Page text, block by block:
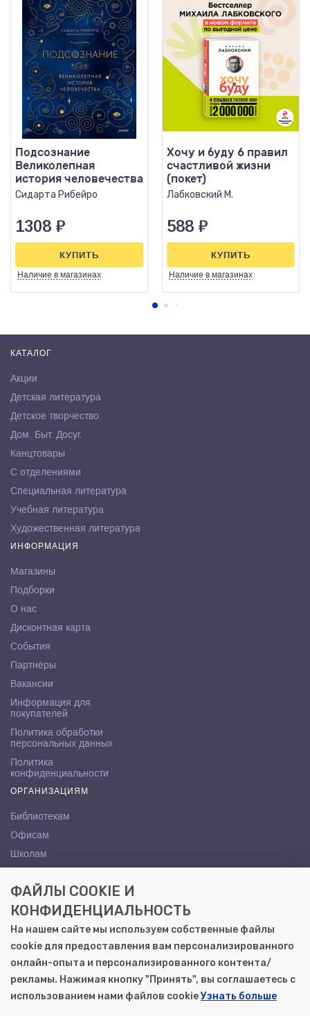
Подсознание
Великолепная
история человечества
Сидарта Рибейро
1308 ₽
Наличие в магазинах
КУПИТЬ
Хочу и буду 6 правил
счастливой жизни
(покет)
Лабковский М.
588 ₽
Наличие в магазинах
КУПИТЬ
КАТАЛОГ
Акции
Детская литература
Детское творчество
Дом. Быт. Досуг.
Канцтовары
С отделениями
Специальная литература
Учебная литература
Художественная литература
ИНФОРМАЦИЯ
Магазины
Подборки
О нас
Дисконтная карта
События
Партнёры
Вакансии
Информация для
покупателей
Политика обработки
персональных данных
Политика
конфиденциальности
ОРГАНИЗАЦИЯМ
Библиотекам
Офисам
Школам
КОНТАКТЫ
Саратов, ул. Осипова, 10А
+7 (8452) 72-65-65
gemera@moya-kniga.ru
ФАЙЛЫ COOKIE И
КОНФИДЕНЦИАЛЬНОСТЬ
На нашем сайте мы используем собственные файлы
cookie для предоставления вам персонализированного
онлайн-опыта и персонализированного контента/
рекламы. Нажимая кнопку "Принять", вы соглашаетесь с
использованием нами файлов cookieУзнать больше